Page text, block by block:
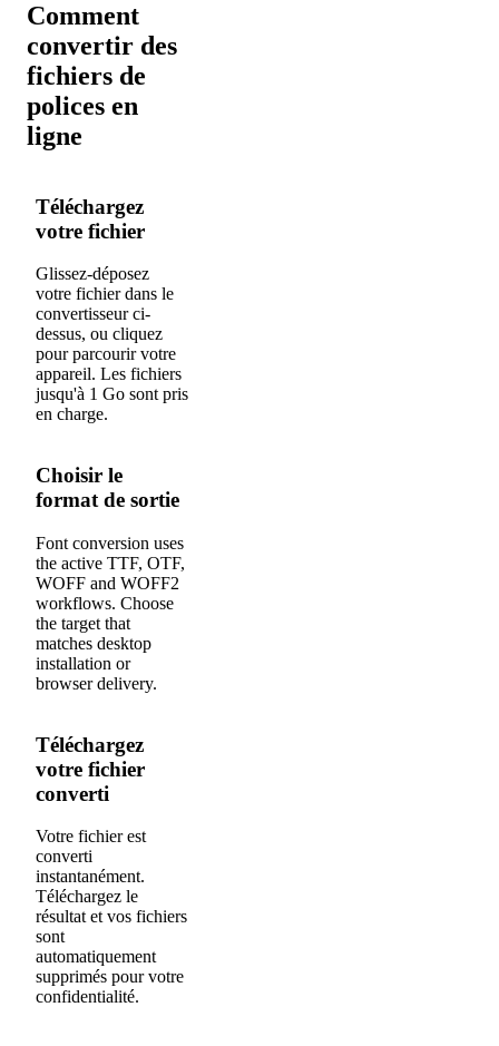
Comment
convertir des
fichiers de
polices en
ligne
Téléchargez
votre fichier
Glissez-déposez
votre fichier dans le
convertisseur ci-
dessus, ou cliquez
pour parcourir votre
appareil. Les fichiers
jusqu'à 1 Go sont pris
en charge.
Choisir le
format de sortie
Font conversion uses
the active TTF, OTF,
WOFF and WOFF2
workflows. Choose
the target that
matches desktop
installation or
browser delivery.
Téléchargez
votre fichier
converti
Votre fichier est
converti
instantanément.
Téléchargez le
résultat et vos fichiers
sont
automatiquement
supprimés pour votre
confidentialité.